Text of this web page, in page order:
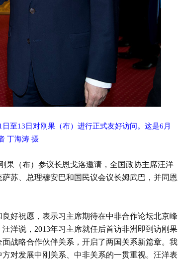
至13日对刚果（布）进行正式友好访问。这是6月
丁海涛 摄
（布）参议长恩戈洛邀请，全国政协主席汪洋
苏、总理穆安巴和国民议会议长姆武巴，并同恩
好祝愿，表示习主席期待在中非合作论坛北京峰
洋说，2013年习主席就任后首访非洲即到访刚果
战略合作伙伴关系，开启了两国关系新篇章。我
对发展中刚关系、中非关系的一贯重视。汪洋表